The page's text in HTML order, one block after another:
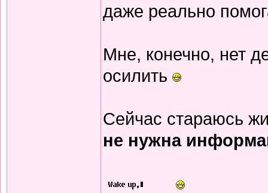
даже реально
Мне, конечно, нет
осилить
Сейчас стараюсь
не нужна